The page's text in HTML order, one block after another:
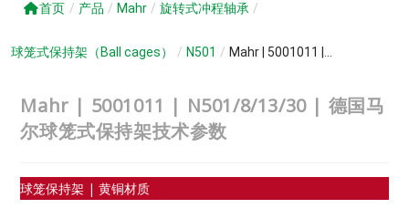
首页 / 产品 / Mahr / 旋转式冲程轴承 /
球笼式保持架（Ball cages） / N501 / Mahr | 5001011 |...
Mahr | 5001011 | N501/8/13/30 | 德国马
尔球笼式保持架技术参数
球笼保持架 | 黄铜材质